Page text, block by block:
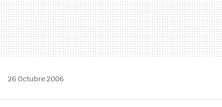
26 Octubre 2006